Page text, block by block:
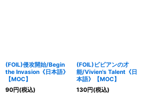
(FOIL)侵攻開始/Begin
the Invasion《日本語》
【MOC】
90円(税込)
(FOIL)ビビアンの才
能/Vivien's Talent《日
本語》【MOC】
130円(税込)